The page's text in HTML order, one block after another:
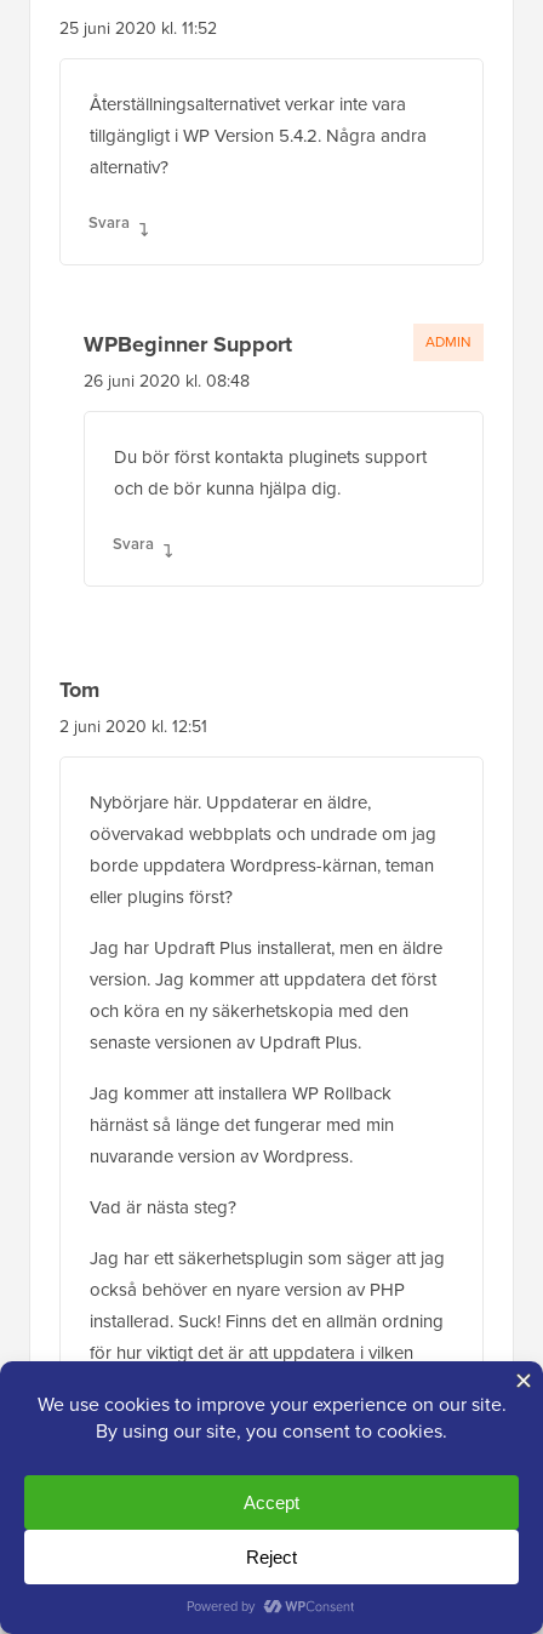
25 juni 2020 kl. 11:52
Återställningsalternativet verkar inte vara
tillgängligt i WP Version 5.4.2. Några andra
alternativ?
Svara
WPBeginner Support
26 juni 2020 kl. 08:48
Du bör först kontakta pluginets support
och de bör kunna hjälpa dig.
Svara
ADMIN
Tom
2 juni 2020 kl. 12:51
Nybörjare här. Uppdaterar en äldre,
oövervakad webbplats och undrade om jag
borde uppdatera Wordpress-kärnan, teman
eller plugins först?
Jag har Updraft Plus installerat, men en äldre
version. Jag kommer att uppdatera det först
och köra en ny säkerhetskopia med den
senaste versionen av Updraft Plus.
Jag kommer att installera WP Rollback
härnäst så länge det fungerar med min
nuvarande version av Wordpress.
Vad är nästa steg?
Jag har ett säkerhetsplugin som säger att jag
också behöver en nyare version av PHP
installerad. Suck! Finns det en allmän ordning
för hur viktigt det är att uppdatera i vilken
Svara
WPBeginner Support
3 juni 2020 kl. 08:46